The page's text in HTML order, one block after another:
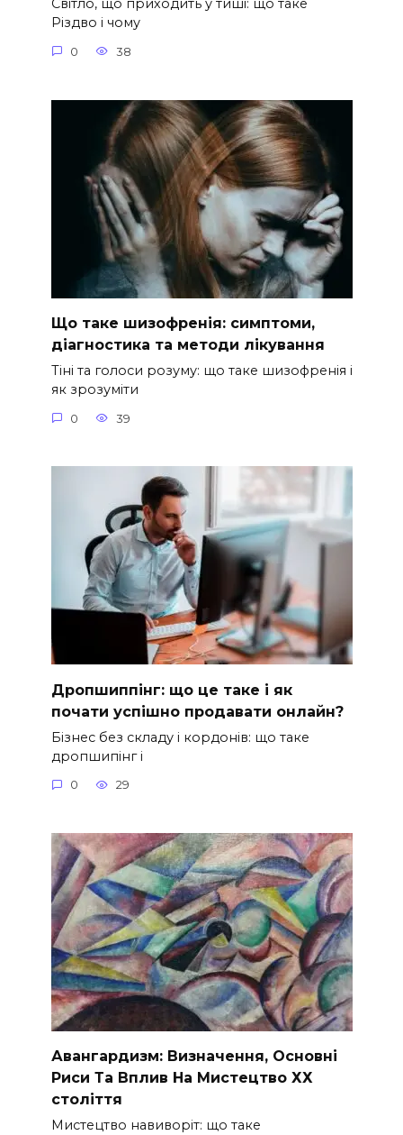
Світло, що приходить у тиші: що таке
Різдво і чому
0 38
Що таке шизофренія: симптоми,
діагностика та методи лікування
Тіні та голоси розуму: що таке шизофренія і
як зрозуміти
0 39
Дропшиппінг: що це таке і як
почати успішно продавати онлайн?
Бізнес без складу і кордонів: що таке
дропшипінг і
0 29
Авангардизм: Визначення, Основні
Риси Та Вплив На Мистецтво ХХ
століття
Мистецтво навиворіт: що таке